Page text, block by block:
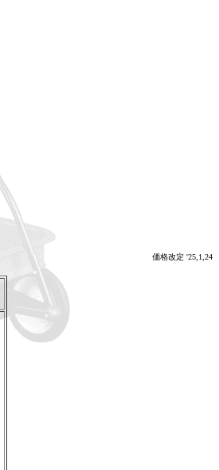
価格改定 '25,1,24